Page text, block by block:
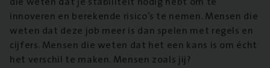
innoveren en berekende risico’s te nemen. Mensen die
weten dat deze job meer is dan spelen met regels en
cijfers. Mensen die weten dat het een kans is om écht
het verschil te maken. Mensen zoals jij?